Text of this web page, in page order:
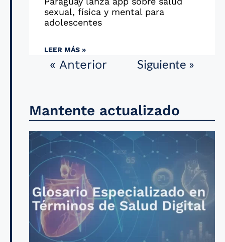
sexual, física y mental para
adolescentes
LEER MÁS »
« Anterior Siguiente »
Mantente actualizado